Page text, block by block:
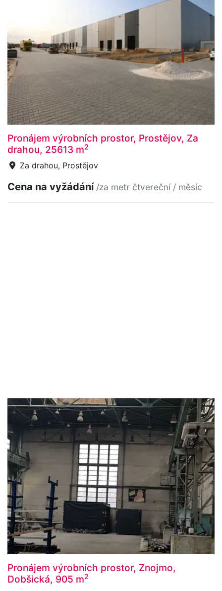
Pronájem výrobních prostor, Prostějov, Za
drahou, 25613 m2
Za drahou, Prostějov
Cena na vyžádání /za metr čtvereční / měsíc
Pronájem výrobních prostor, Znojmo,
Dobšická, 905 m2